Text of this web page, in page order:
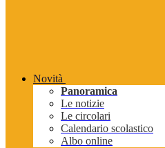
Novità
Panoramica
Le notizie
Le circolari
Calendario scolastico
Albo online